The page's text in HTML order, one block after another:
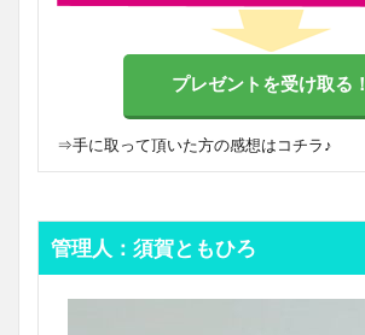
プレゼントを受け取る！
⇒手に取って頂いた方の感想はコチラ♪
管理人：須賀ともひろ